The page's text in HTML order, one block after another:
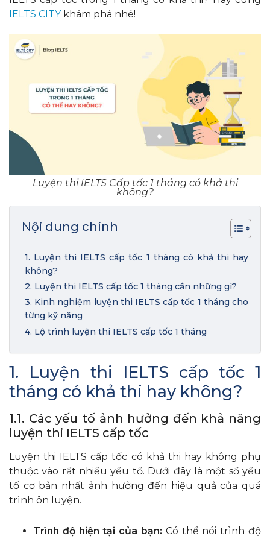
IELTS CITYkhám phá nhé!
Luyện thi IELTS Cấp tốc 1 tháng có khả thi
không?
Nội dung chính
1. Luyện thi IELTS cấp tốc 1 tháng có khả thi hay
không?
2. Luyện thi IELTS cấp tốc 1 tháng cần những gì?
3. Kinh nghiệm luyện thi IELTS cấp tốc 1 tháng cho
từng kỹ năng
4. Lộ trình luyện thi IELTS cấp tốc 1 tháng
1. Luyện thi IELTS cấp tốc 1
tháng có khả thi hay không?
1.1. Các yếu tố ảnh hưởng đến khả năng
luyện thi IELTS cấp tốc
Luyện thi IELTS cấp tốc có khả thi hay không phụ
thuộc vào rất nhiều yếu tố. Dưới đây là một số yếu
tố cơ bản nhất ảnh hưởng đến hiệu quả của quá
trình ôn luyện.
Trình độ hiện tại của bạn: Có thể nói trình độ